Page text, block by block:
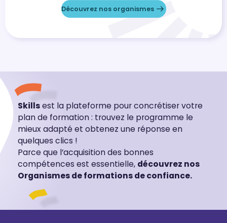
Découvrez nos organismes
Skillsest la plateforme pour concrétiser votre
plan de formation : trouvez le programme le
mieux adapté et obtenez une réponse en
quelques clics !
Parce que l’acquisition des bonnes
compétences est essentielle, découvrez nos
Organismes de formations de confiance.